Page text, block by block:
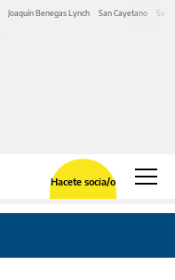
Joaquín Benegas Lynch San Cayetano
Hacete socia/o